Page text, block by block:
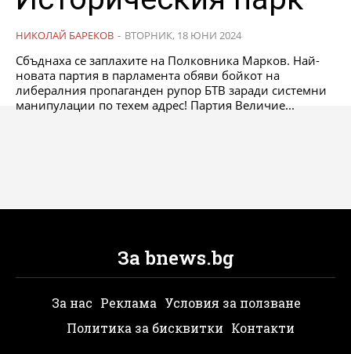
НИКОЛАЙ БАРЕКОВ - ВТОРНИК, 18 ЮНИ 2024
Сбъднаха се заплахите на Полковника Марков. Най-
новата партия в парламента обяви бойкот на
либералния пропаганден рупор БТВ заради системни
манипулации по техем адрес! Партия Величие...
За bnews.bg
За нас Реклама Условия за ползване
Политика за бисквитки Контакти